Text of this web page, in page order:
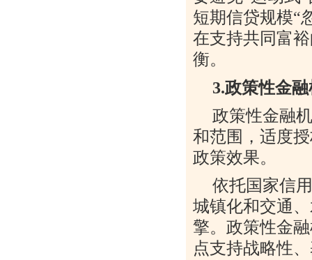
短期信贷规模“
在支持共同富
衡。
3.政策性金
政策性金融
和范围，适度
政策效果。
依托国家信
城镇化和交通
擎。政策性金
点支持战略性